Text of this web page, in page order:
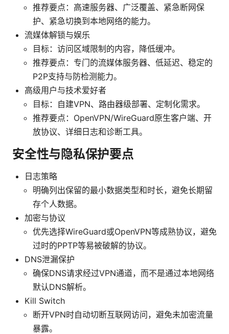
推荐要点：高速服务器、广泛覆盖、紧急断网保
护、紧急切换到本地网络的能力。
流媒体解锁与娱乐
目标：访问区域限制的内容，降低缓冲。
推荐要点：专门的流媒体服务器、低延迟、稳定的
P2P支持与防检测能力。
高级用户与技术爱好者
目标：自建VPN、路由器级部署、定制化需求。
推荐要点：OpenVPN/WireGuard原生客户端、开
放协议、详细日志和诊断工具。
安全性与隐私保护要点
日志策略
明确列出保留的最小数据类型和时长，避免长期留
存个人数据。
加密与协议
优先选择WireGuard或OpenVPN等成熟协议，避免
过时的PPTP等易被破解的协议。
DNS泄漏保护
确保DNS请求经过VPN通道，而不是通过本地网络
默认DNS解析。
Kill Switch
断开VPN时自动切断互联网访问，避免未加密流量
暴露。